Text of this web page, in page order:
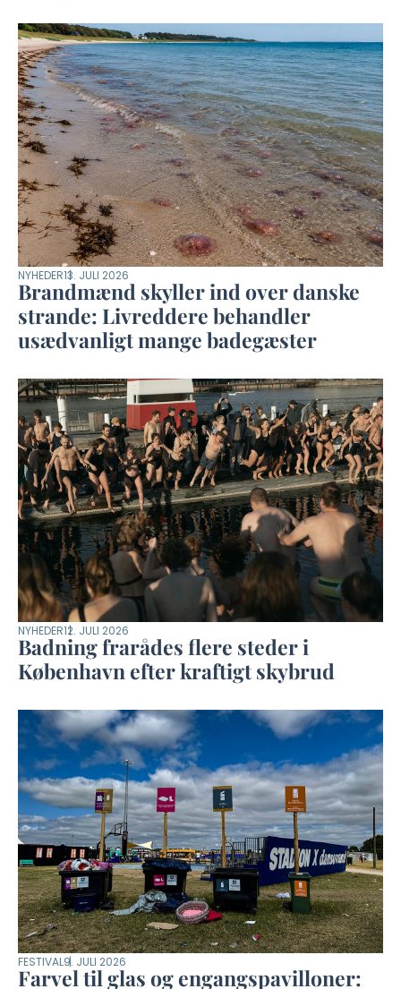
NYHEDER13. JULI 2026
Brandmænd skyller ind over danske
strande: Livreddere behandler
usædvanligt mange badegæster
NYHEDER12. JULI 2026
Badning frarådes flere steder i
København efter kraftigt skybrud
FESTIVAL9. JULI 2026
Farvel til glas og engangspavilloner: